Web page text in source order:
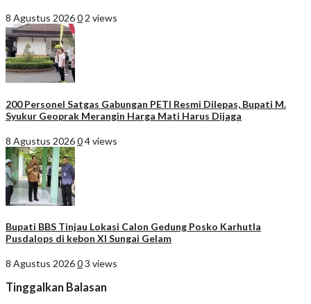
8 Agustus 20260 2 views
200 Personel Satgas Gabungan PETI Resmi Dilepas, Bupati M.
Syukur Geoprak Merangin Harga Mati Harus Dijaga
8 Agustus 202604 views
Bupati BBS Tinjau Lokasi Calon Gedung Posko Karhutla
Pusdalops di kebon XI Sungai Gelam
8 Agustus 202603 views
Tinggalkan Balasan